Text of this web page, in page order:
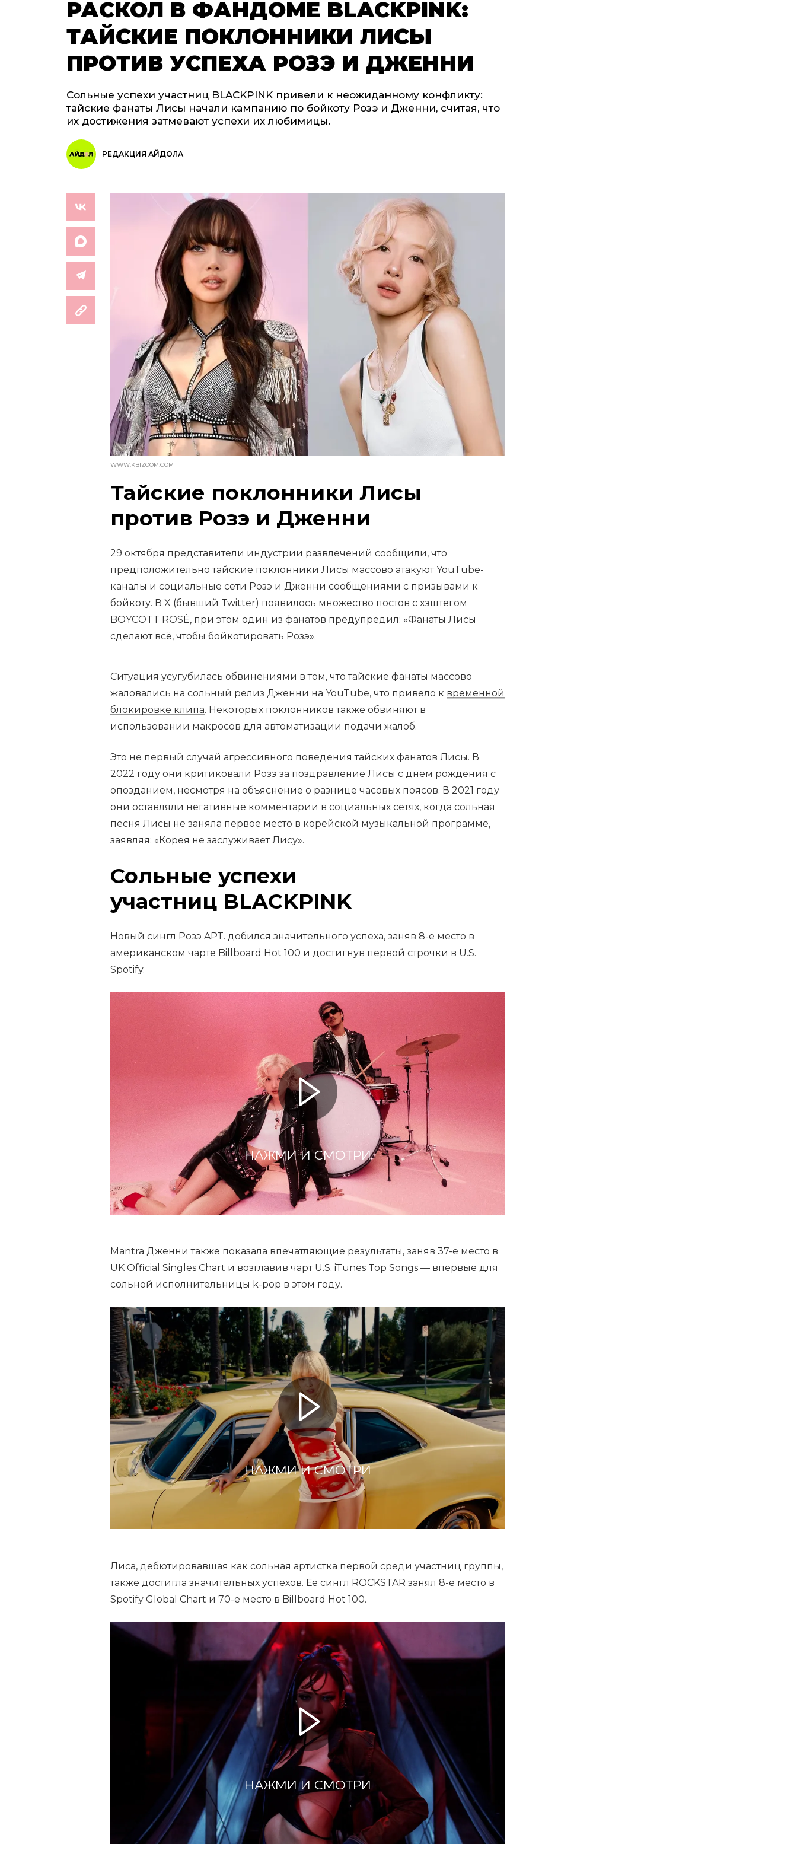
РАСКОЛ В ФАНДОМЕ BLACKPINK:
ТАЙСКИЕ ПОКЛОННИКИ ЛИСЫ
ПРОТИВ УСПЕХА РОЗЭ И ДЖЕННИ
Сольные успехи участниц BLACKPINK привели к неожиданному конфликту:
тайские фанаты Лисы начали кампанию по бойкоту Розэ и Дженни, считая, что
их достижения затмевают успехи их любимицы.
РЕДАКЦИЯ АЙДОЛА
WWW.KBIZOOM.COM
Тайские поклонники Лисы
против Розэ и Дженни
29 октября представители индустрии развлечений сообщили, что
предположительно тайские поклонники Лисы массово атакуют YouTube-
каналы и социальные сети Розэ и Дженни сообщениями с призывами к
бойкоту. В X (бывший Twitter) появилось множество постов с хэштегом
BOYCOTT ROSÉ, при этом один из фанатов предупредил: «Фанаты Лисы
сделают всё, чтобы бойкотировать Розэ».
Ситуация усугубилась обвинениями в том, что тайские фанаты массово
жаловались на сольный релиз Дженни на YouTube, что привело к временной
блокировке клипа. Некоторых поклонников также обвиняют в
использовании макросов для автоматизации подачи жалоб.
Это не первый случай агрессивного поведения тайских фанатов Лисы. В
2022 году они критиковали Розэ за поздравление Лисы с днём рождения с
опозданием, несмотря на объяснение о разнице часовых поясов. В 2021 году
они оставляли негативные комментарии в социальных сетях, когда сольная
песня Лисы не заняла первое место в корейской музыкальной программе,
заявляя: «Корея не заслуживает Лису».
Сольные успехи
участниц BLACKPINK
Новый сингл Розэ APT. добился значительного успеха, заняв 8-е место в
американском чарте Billboard Hot 100 и достигнув первой строчки в U.S.
Spotify.
НАЖМИ И СМОТРИ
Mantra Дженни также показала впечатляющие результаты, заняв 37-е место в
UK Official Singles Chart и возглавив чарт U.S. iTunes Top Songs — впервые для
сольной исполнительницы k-pop в этом году.
НАЖМИ И СМОТРИ
Лиса, дебютировавшая как сольная артистка первой среди участниц группы,
также достигла значительных успехов. Её сингл ROCKSTAR занял 8-е место в
Spotify Global Chart и 70-е место в Billboard Hot 100.
НАЖМИ И СМОТРИ